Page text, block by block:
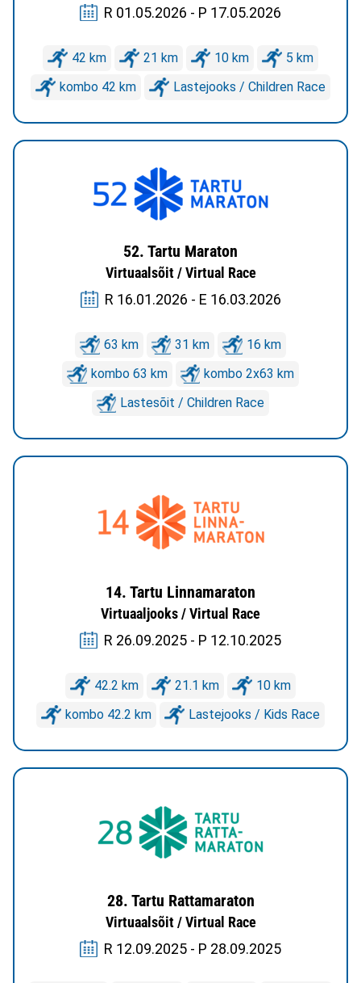
R 01.05.2026 - P 17.05.2026
42 km 21 km 10 km
5 km
kombo 42 km
Lastejooks / Children Race
52. Tartu Maraton
Virtuaalsõit / Virtual Race
R 16.01.2026 - E 16.03.2026
63 km 31 km
16 km
kombo 63 km
kombo 2x63 km
Lastesõit / Children Race
14. Tartu Linnamaraton
Virtuaaljooks / Virtual Race
R 26.09.2025 - P 12.10.2025
42.2 km 21.1 km
10 km
kombo 42.2 km
Lastejooks / Kids Race
28. Tartu Rattamaraton
Virtuaalsõit / Virtual Race
R 12.09.2025 - P 28.09.2025